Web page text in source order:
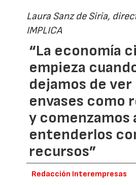
Laura Sanz de Siria,
IMPLICA
“La economía
empieza
dejamos de ver
envases como
y comenzamos
entenderlos
recursos”
Redacción Interempresas